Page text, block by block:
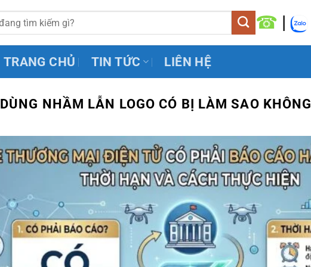
☎ |
TRANG CHỦ TIN TỨC LIÊN HỆ
DÙNG NHẦM LẪN LOGO CÓ BỊ LÀM SAO KHÔNG